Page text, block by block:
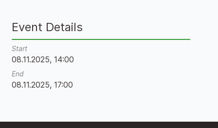
Event Details
Start
08.11.2025, 14:00
End
08.11.2025, 17:00